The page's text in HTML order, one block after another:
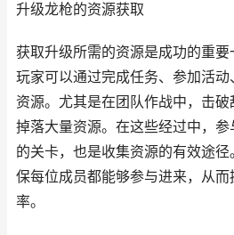
升级龙枪的资源获取
获取升级所需的资源是成功的重要
玩家可以通过完成任务、参加活
资源。尤其是在团队作战中，击
掉落大量资源。在这些经过中，
的关卡，也是收集资源的有效途
保每位成员都能够参与进来，从
率。